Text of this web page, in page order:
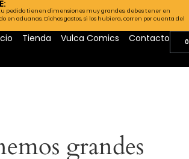
pedido tienen dimensiones muy grandes, debes tener en
en aduanas. Dichos gastos, si los hubiera, corren por cuenta del
Tienda Vulca Comics Contacto
grandes